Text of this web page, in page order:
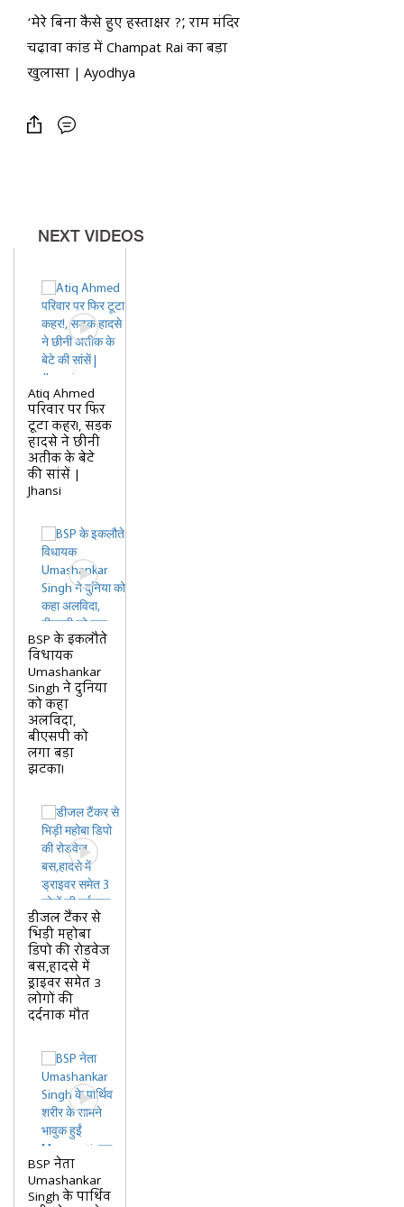
‘मेरे बिना कैसे हुए हस्ताक्षर ?’, राम मंदिर
चढ़ावा कांड में Champat Rai का बड़ा
खुलासा | Ayodhya
NEXT VIDEOS
Atiq Ahmed
परिवार पर फिर
टूटा कहर!, सड़क
हादसे ने छीनी
अतीक के बेटे
की सांसें |
Jhansi
BSP के इकलौते
विधायक
Umashankar
Singh ने दुनिया
को कहा
अलविदा,
बीएसपी को
लगा बड़ा
झटका!
डीजल टैंकर से
भिड़ी महोबा
डिपो की रोडवेज
बस,हादसे में
ड्राइवर समेत 3
लोगों की
दर्दनाक मौत
BSP नेता
Umashankar
Singh के पार्थिव